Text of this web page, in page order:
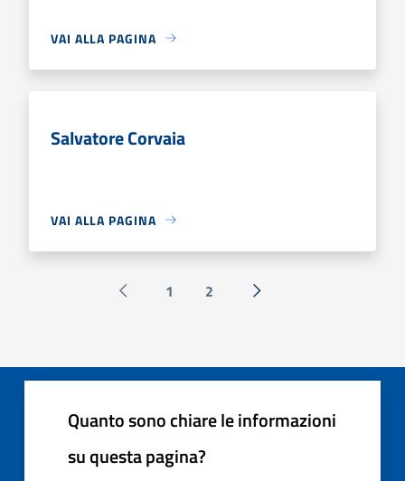
VAI ALLA PAGINA
Salvatore Corvaia
VAI ALLA PAGINA
Pagina precedente
1 2 Successiva »
Quanto sono chiare le informazioni
su questa pagina?